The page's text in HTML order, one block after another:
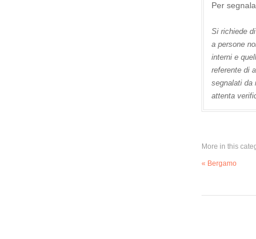
Per
Si richiede
a persone
interni e
referente di
segnalati da
attenta
More in this
« Bergamo